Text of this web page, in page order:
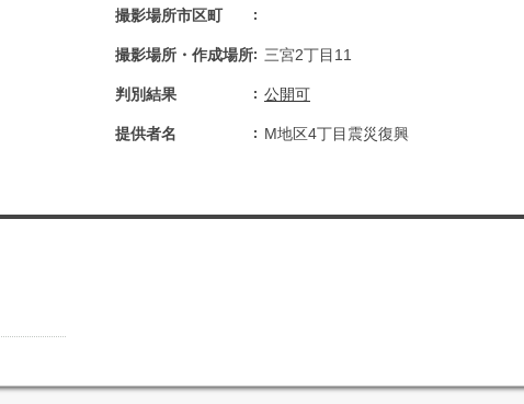
撮影場所市区町
撮影場所・作成場所 三宮2丁目11
判別結果 公開可
提供者名 M地区4丁目震災復興